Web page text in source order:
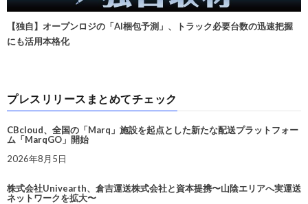
【独自】オープンロジの「AI梱包予測」、トラック必要台数の迅速把握
にも活用本格化
プレスリリースまとめてチェック
CBcloud、全国の「Marq」施設を起点とした新たな配送プラットフォー
ム「MarqGO」開始
2026年8月5日
株式会社Univearth、倉吉運送株式会社と資本提携〜山陰エリアへ実運送
ネットワークを拡大〜